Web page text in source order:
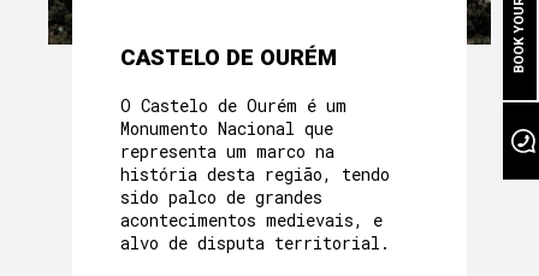
A NOSSA PISCINA
EVENTOS
NO NOSSO JARDIM
À NOSSA VOLTA
CASTELO DE OURÉM
O Castelo de Ourém é um
Monumento Nacional que
representa um marco na
história desta região, tendo
sido palco de grandes
acontecimentos medievais, e
alvo de disputa territorial.